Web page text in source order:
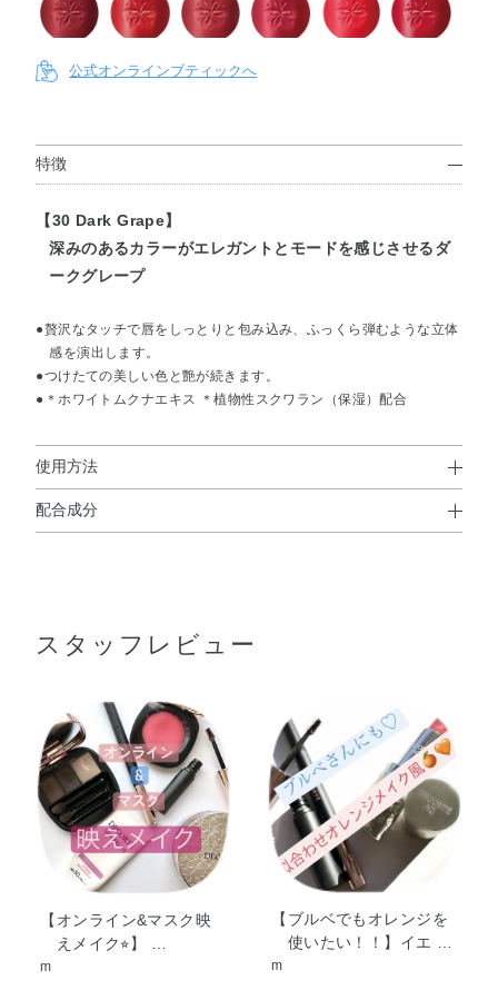
019 020 021 022 023 024
025
公式オンラインブティックへ
特徴
【30 Dark Grape】
深みのあるカラーがエレガントとモードを感じさせるダ
ークグレープ
●贅沢なタッチで唇をしっとりと包み込み、ふっくら弾むような立体
感を演出します。
●つけたての美しい色と艶が続きます。
●＊ホワイトムクナエキス ＊植物性スクワラン（保湿）配合
使用方法
使用方法
配合成分
ピレン）コポリマー・デカイソステアリン酸ポリグリセリ
合成ワックス・ポリエチレン・キャンデリラロウ・ジメチ
ルシリル化シリカ・タルク・オウゴン根エキス・ケイケッ
トウエキス・シラカンバ樹液・シラカンバ樹皮エキス・ゼ
ニアオイエキス・トコフェロール・パルミトイルペンタペ
プチド－4・加水分解コラーゲン・BG・BHT・DPG・PEG
－9ポリジメチルシロキシエチルジメチコン・エタノー
ル・オクチルドデカノール・オレイン酸フィトステリル・
カルボマー・キサンタンガム・グリセリン・コハク酸・コ
ハク酸2Na・ジメチコン・スクワラン・トリイソステアリ
ン酸イソプロピルチタン・ハイドロゲンジメチコン・ポリ
スタッフレビュー
【オンライン&マスク映
えメイク⭐︎】 …
m
【ブルベでもオレンジを
使いたい！！】イエ …
m